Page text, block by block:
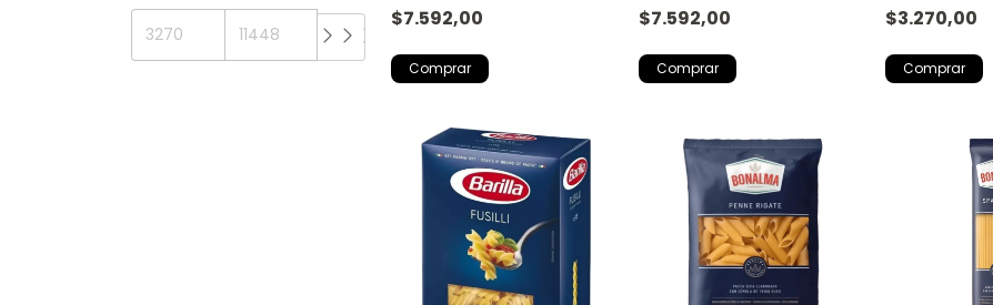
$7.592,00 $7.592,00 $3.270,00